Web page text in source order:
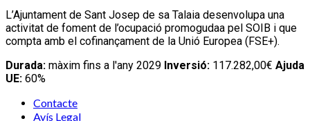
L’Ajuntament de Sant Josep de sa Talaia desenvolupa una
activitat de foment de l’ocupació promogudaa pel SOIB i que
compta amb el cofinançament de la Unió Europea (FSE+).
Durada: màxim fins a l'any 2029 Inversió: 117.282,00€ Ajuda
UE: 60%
Contacte
Avís Legal